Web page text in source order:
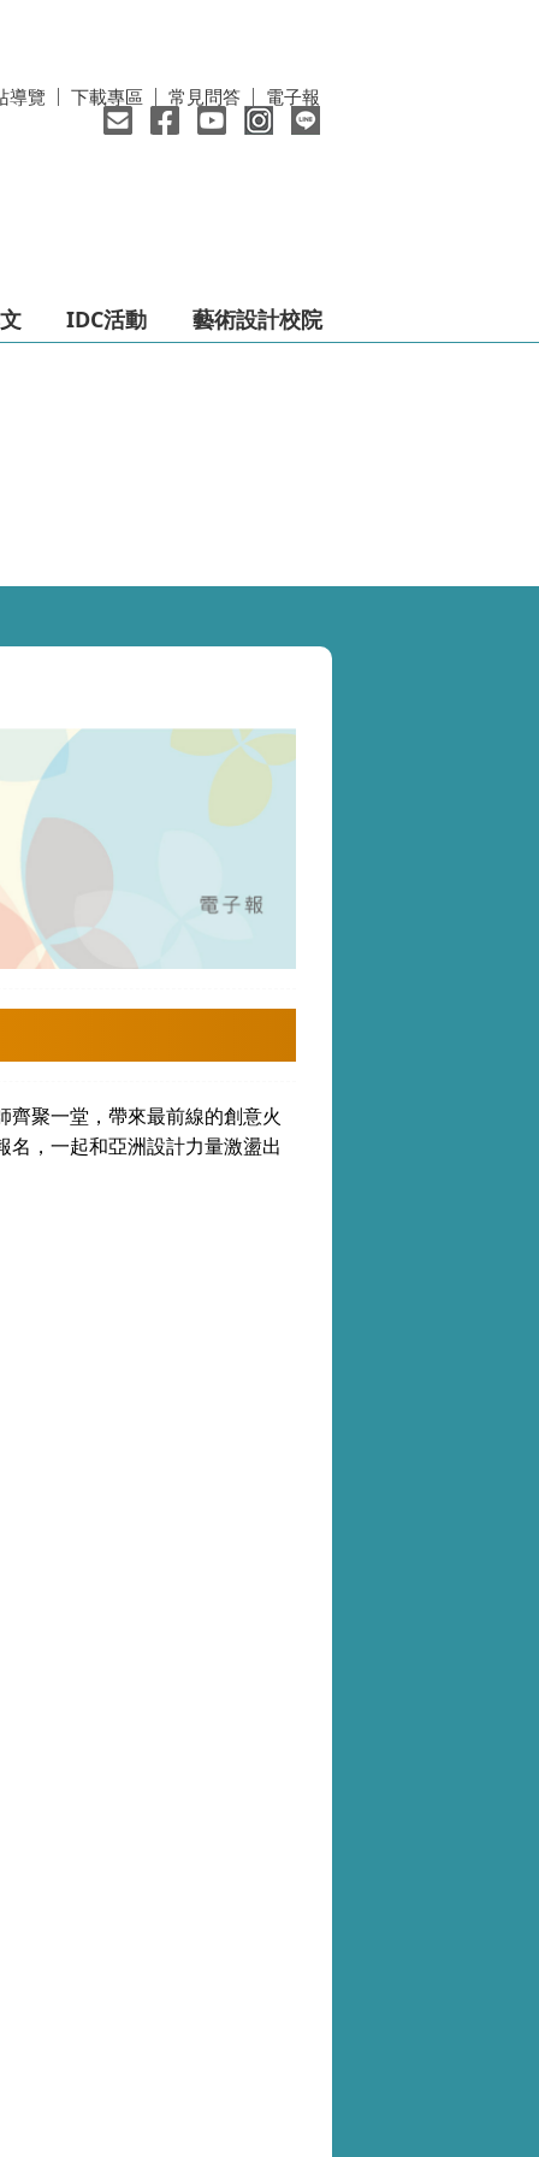
導覽 下載專區 常見問答 電子報
IDC活動 藝術設計校院
聚一堂，帶來最前線的創意火
，一起和亞洲設計力量激盪出